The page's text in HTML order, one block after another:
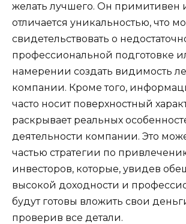
желать лучшего. Он примитивен
отличается уникальностью, что
свидетельствовать о
профессиональной подготовке
намерении создать видимость
компании. Кроме того,
часто носит поверхностный
раскрывает реальных
деятельности компании. Это
частью стратегии по
инвесторов, которые, увидев
высокой доходности и
будут готовы вложить свои
проверив все детали.